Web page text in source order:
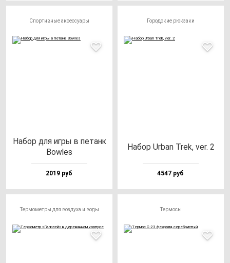
Спортивные аксессуары
Набор для иг­ры в пе­танк
Bow­les
2019 руб
Городские рюкзаки
Набор Urban Trek, ver. 2
4547 руб
Термометры для воздуха и воды Термосы